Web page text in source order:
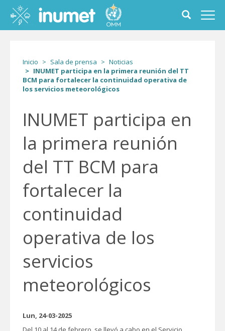
contenido
principal
Toggle
search
form
Inicio Sala de prensa
Noticias
INUMET participa en la primera reunión del TT
BCM para fortalecer la continuidad operativa de
los servicios meteorológicos
INUMET participa en
la primera reunión
del TT BCM para
fortalecer la
continuidad
operativa de los
servicios
meteorológicos
Lun, 24-03-2025